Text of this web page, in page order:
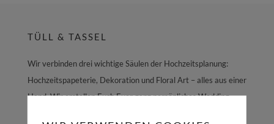
TÜLL & TASSEL
Wir verbinden drei wichtige Säulen der Hochzeitsplanung:
Hochzeitspapeterie, Dekoration und Floral Art – alles aus einer
Hand. Wir erstellen Euch Euer ganz persönliches Wedding-